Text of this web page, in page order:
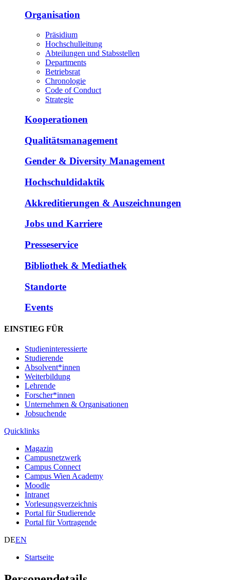
Organisation
Präsidium
Hochschulleitung
Abteilungen und Stabsstellen
Departments
Betriebsrat
Chronologie
Code of Conduct
Strategie
Kooperationen
Qualitätsmanagement
Gender & Diversity Management
Hochschuldidaktik
Akkreditierungen & Auszeichnungen
Jobs und Karriere
Presseservice
Bibliothek & Mediathek
Standorte
Events
EINSTIEG FÜR
Studieninteressierte
Studierende
Absolvent*innen
Weiterbildung
Lehrende
Forscher*innen
Unternehmen & Organisationen
Jobsuchende
Quicklinks
Magazin
Campusnetzwerk
Campus Connect
Campus Wien Academy
Moodle
Intranet
Vorlesungsverzeichnis
Portal für Studierende
Portal für Vortragende
DEEN
Startseite